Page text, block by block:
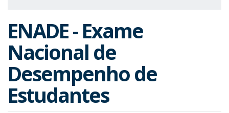
ENADE - Exame
Nacional de
Desempenho de
Estudantes